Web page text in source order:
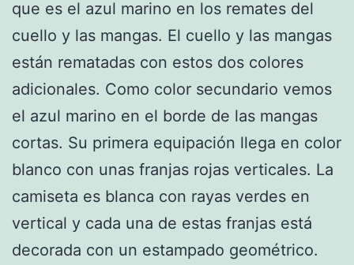
que es el azul marino en los remates del
cuello y las mangas. El cuello y las mangas
están rematadas con estos dos colores
adicionales. Como color secundario vemos
el azul marino en el borde de las mangas
cortas. Su primera equipación llega en color
blanco con unas franjas rojas verticales. La
camiseta es blanca con rayas verdes en
vertical y cada una de estas franjas está
decorada con un estampado geométrico.